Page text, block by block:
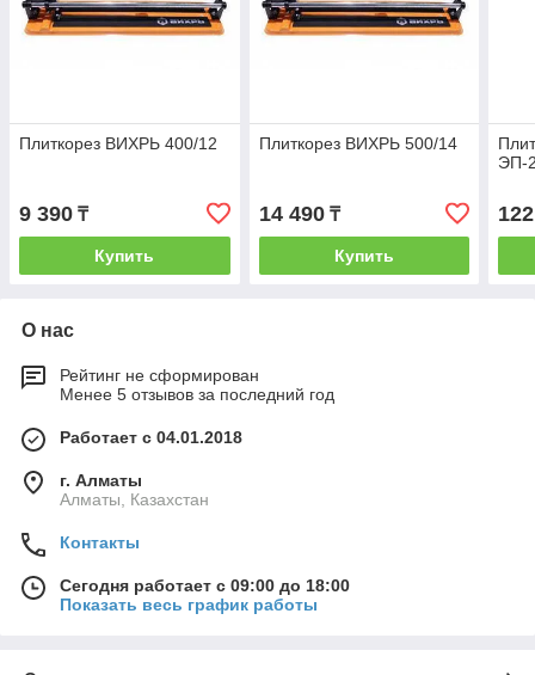
Плиткорез ВИХРЬ 400/12
9 390 ₸
Купить
Плиткорез ВИХРЬ 500/14
14 490₸
Купить
ЭП-
О нас
Рейтинг не сформирован
Менее 5 отзывов за последний год
Работает с 04.01.2018
г. Алматы
Алматы, Казахстан
Контакты
Сегодня работает с 09:00 до 18:00
Показать весь график работы